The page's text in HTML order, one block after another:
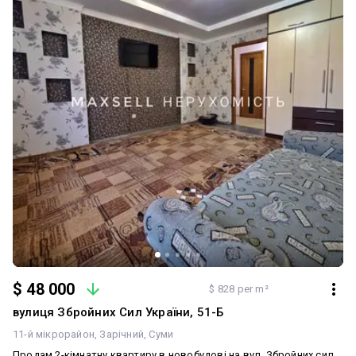
розділити на 2 окремі спальні. Використано абсолютно новий
підхід до планування та оздоблення не тільки квартир, а й
загального простору - підїзів та двору. В підїзді Встановлено
сучасний ліфт OTIS, що відповідає найвищим стандартам безпеки
та плавності ходу. Перевагою також є чудове місцезнаходження
- поряд ТРЦ "Лавина", озеро Чеха. Вся інфраструктура вул.
Харківської та Проспекту Лушпи до Ваших послуг. Телефонуйте!
Можливий продаж за держпрограмами єОселя і єВідновлення.
$ 48 000 $ 828 per m²
вулиця Збройних Сил України, 51-Б
11-й мікрорайон Зарічний Суми